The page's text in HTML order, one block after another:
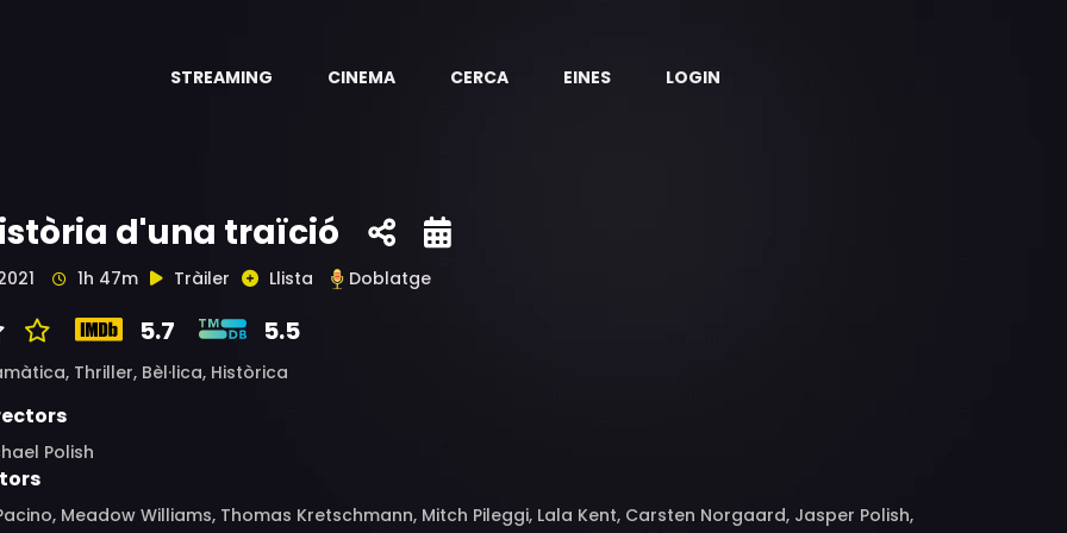
STREAMING CINEMA CERCA EINES LOGIN
d'una traïció
1h 47m Tràiler Llista Doblatge
5.7 5.5
Thriller, Bèl·lica, Històrica
Polish
Meadow Williams, Thomas Kretschmann, Mitch Pileggi, Lala Kent, Carsten Norgaard, Jasper Polish,